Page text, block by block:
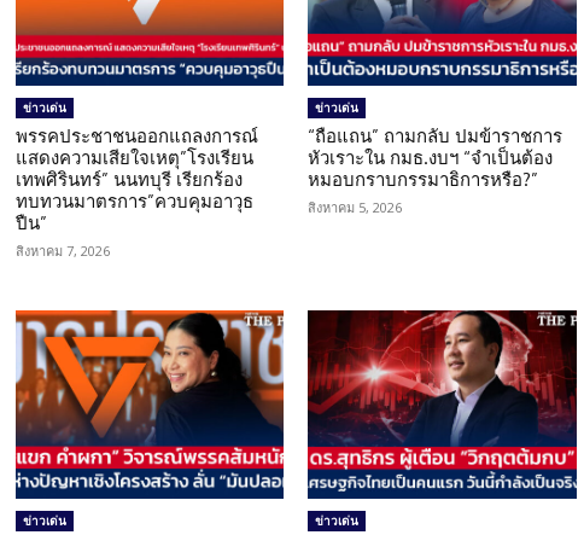
ข่าวเด่น
พรรคประชาชนออกแถลงการณ์
แสดงความเสียใจเหตุ”โรงเรียน
เทพศิรินทร์” นนทบุรี เรียกร้อง
ทบทวนมาตรการ”ควบคุมอาวุธ
ปืน”
สิงหาคม 7, 2026
ข่าวเด่น
“ถือแถน” ถามกลับ ปมข้าราชการ
หัวเราะใน กมธ.งบฯ “จำเป็นต้อง
หมอบกราบกรรมาธิการหรือ?”
สิงหาคม 5, 2026
ข่าวเด่น ข่าวเด่น